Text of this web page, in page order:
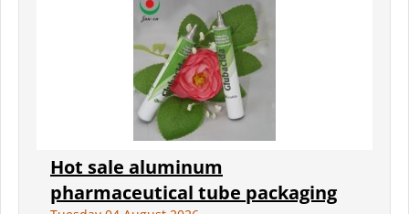
Hot sale aluminum
pharmaceutical tube packaging